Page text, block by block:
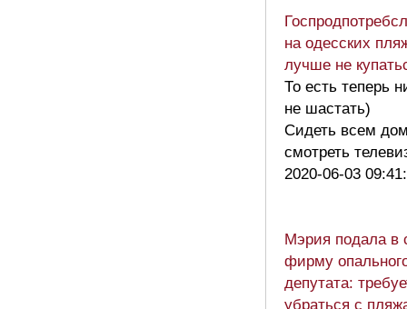
на одесских
лучше не
То есть теперь
не шастать)
Сидеть всем
смотреть
2020-06-03
Мэрия подала в
фирму
депутата:
убраться с